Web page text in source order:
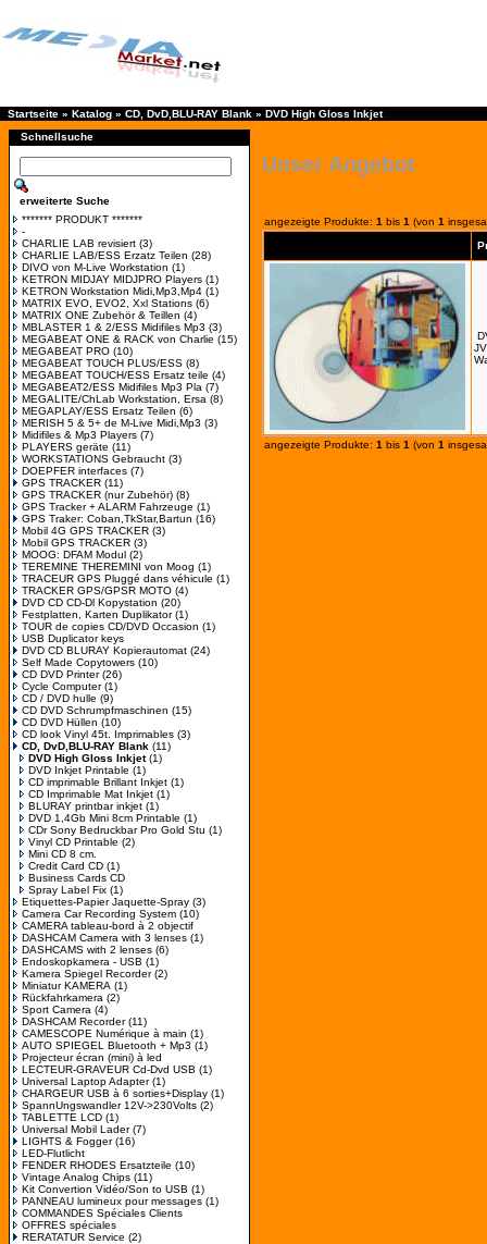
Startseite » Katalog » CD, DvD,BLU-RAY Blank » DVD High Gloss Inkjet
Schnellsuche
erweiterte Suche
******* PRODUKT *******
-
CHARLIE LAB revisiert (3)
CHARLIE LAB/ESS Erzatz Teilen (28)
DIVO von M-Live Workstation (1)
KETRON MIDJAY MIDJPRO Players (1)
KETRON Workstation Midi,Mp3,Mp4 (1)
MATRIX EVO, EVO2, Xxl Stations (6)
MATRIX ONE Zubehör & Teillen (4)
MBLASTER 1 & 2/ESS Midifiles Mp3 (3)
MEGABEAT ONE & RACK von Charlie (15)
MEGABEAT PRO (10)
MEGABEAT TOUCH PLUS/ESS (8)
MEGABEAT TOUCH/ESS Ersatz teile (4)
MEGABEAT2/ESS Midifiles Mp3 Pla (7)
MEGALITE/ChLab Workstation, Ersa (8)
MEGAPLAY/ESS Ersatz Teilen (6)
MERISH 5 & 5+ de M-Live Midi,Mp3 (3)
Midifiles & Mp3 Players (7)
PLAYERS geräte (11)
WORKSTATIONS Gebraucht (3)
DOEPFER interfaces (7)
GPS TRACKER (11)
GPS TRACKER (nur Zubehör) (8)
GPS Tracker + ALARM Fahrzeuge (1)
GPS Traker: Coban,TkStar,Bartun (16)
Mobil 4G GPS TRACKER (3)
Mobil GPS TRACKER (3)
MOOG: DFAM Modul (2)
TEREMINE THEREMINI von Moog (1)
TRACEUR GPS Pluggé dans véhicule (1)
TRACKER GPS/GPSR MOTO (4)
DVD CD CD-Dl Kopystation (20)
Festplatten, Karten Duplikator(1)
TOUR de copies CD/DVD Occasion (1)
USB Duplicator keys
DVD CD BLURAY Kopierautomat (24)
Self Made Copytowers (10)
CD DVD Printer(26)
Cycle Computer(1)
CD / DVD hulle (9)
CD DVD Schrumpfmaschinen (15)
CD DVD Hüllen (10)
CD look Vinyl 45t. Imprimables (3)
CD, DvD,BLU-RAY Blank (11)
DVD High Gloss Inkjet(1)
DVD Inkjet Printable (1)
CD imprimable Brillant Inkjet (1)
CD Imprimable Mat Inkjet (1)
BLURAY printbar inkjet (1)
DVD 1,4Gb Mini 8cm Printable (1)
CDr Sony Bedruckbar Pro Gold Stu (1)
Vinyl CD Printable (2)
Mini CD 8 cm.
Credit Card CD (1)
Business Cards CD
Spray Label Fix (1)
Etiquettes-Papier Jaquette-Spray (3)
Camera Car Recording System (10)
CAMERA tableau-bord à 2 objectif
DASHCAM Camera with 3 lenses (1)
DASHCAMS with 2 lenses (6)
Endoskopkamera - USB (1)
Kamera Spiegel Recorder(2)
Miniatur KAMERA (1)
Rückfahrkamera (2)
Sport Camera (4)
DASHCAM Recorder(11)
CAMESCOPE Numérique à main (1)
AUTO SPIEGEL Bluetooth + Mp3 (1)
Projecteur écran (mini) à led
LECTEUR-GRAVEUR Cd-Dvd USB (1)
Universal Laptop Adapter(1)
CHARGEUR USB à 6 sorties+Display (1)
SpannUngswandler 12V->230Volts (2)
TABLETTE LCD (1)
Universal Mobil Lader(7)
LIGHTS & Fogger(16)
LED-Flutlicht
FENDER RHODES Ersatzteile (10)
Vintage Analog Chips (11)
Kit Convertion Vidéo/Son to USB (1)
PANNEAU lumineux pour messages (1)
COMMANDES Spéciales Clients
OFFRES spéciales
RERATATUR Service (2)
Unser Angebot
angezeigte Produkte: 1 bis 1 (von 1
angezeigte Produkte: 1 bis 1 (von 1